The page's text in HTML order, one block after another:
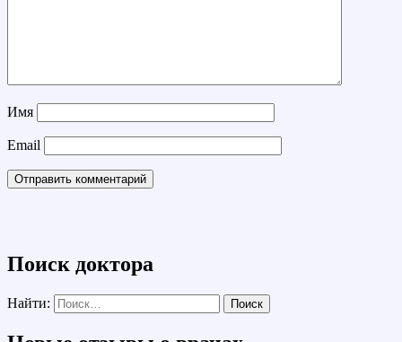
Имя
Email
Поиск доктора
Найти: